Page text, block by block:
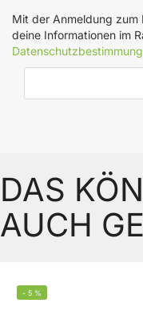
Mit der Anmeldung
deine Informationen im
DAS
AUCH
- 5 %